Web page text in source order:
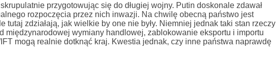
przygotowując się do długiej wojny. Putin doskonale zdawał
rozpoczęcia przez nich inwazji. Na chwilę obecną państwo jest
zdziałają, jak wielkie by one nie były. Niemniej jednak taki stan rzeczy
międzynarodowej wymiany handlowej, zablokowanie eksportu i importu
mogą realnie dotknąć kraj. Kwestia jednak, czy inne państwa naprawdę